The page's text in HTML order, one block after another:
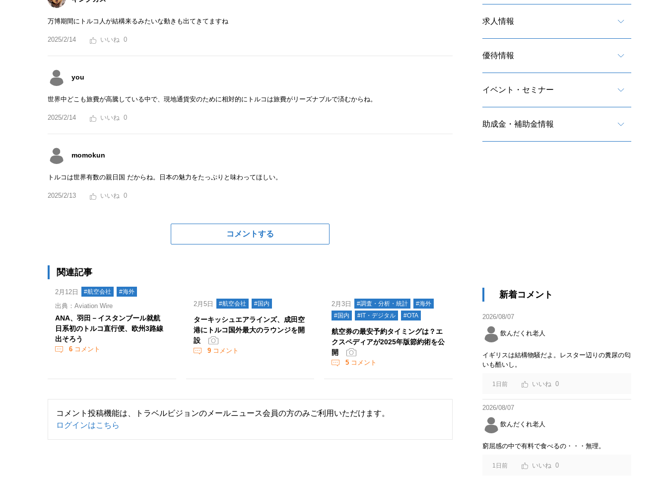
万博期間にトルコ人が結構来るみたいな動きも出てきてますね
2025/2/14 0
you
世界中どこも旅費が高騰している中で、現地通貨安のために相対的にトルコは旅費がリーズナブルで済むからね。
2025/2/14 0
momokun
トルコは世界有数の親日国 だからね。日本の魅力をたっぷりと味わってほしい。
2025/2/13 0
コメントする
関連記事
2月12日 #航空会社 #海外
出典：Aviation Wire
ANA、羽田－イスタンブール就航
日系初のトルコ直行便、欧州3路線
出そろう
6 コメント
2月5日 #航空会社 #国内
ターキッシュエアラインズ、成田空
港にトルコ国外最大のラウンジを開
設
9コメント
2月3日 #調査・分析・統計
#海外
#国内
#IT・デジタル #OTA
航空券の最安予約タイミングは？エ
クスペディアが2025年版節約術を公
開
5 コメント
コメント投稿機能は、トラベルビジョンのメールニュース会員の方のみご利用いただけます。
ログインはこちら
求人情報
優待情報
イベント・セミナー
助成金・補助金情報
新着コメント
2026/08/07
飲んだくれ老人
イギリスは結構物騒だよ。レスター辺りの糞尿の匂
いも酷いし。
1日前 0
2026/08/07
飲んだくれ老人
窮屈感の中で有料で食べるの・・・無理。
1日前 0